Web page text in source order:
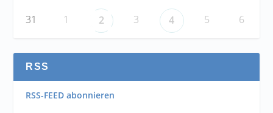
31 1 2 3 4 5 6
RSS
RSS-FEED abonnieren